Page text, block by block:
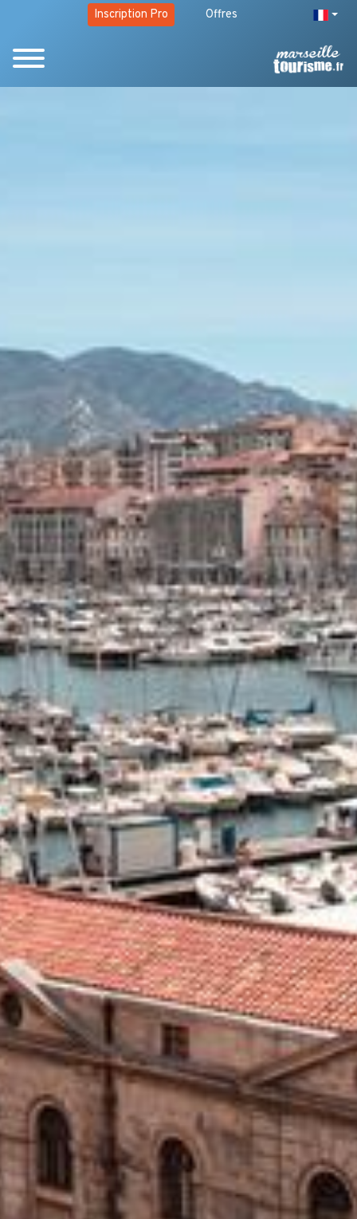
Inscription Pro Offres